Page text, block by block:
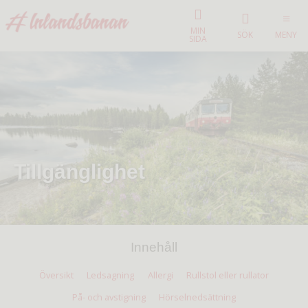
MIN
SIDA SÖK MENY
Tillgänglighet
Innehåll
Översikt Ledsagning Allergi
Rullstol eller rullator
På- och avstigning
Hörselnedsättning